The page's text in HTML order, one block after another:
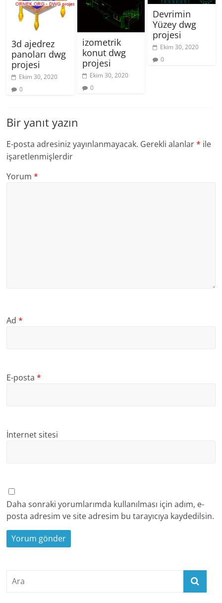
3d ajedrez
panoları dwg
projesi
Ekim 30, 2020
0
izometrik
konut dwg
projesi
Ekim 30, 2020
0
Devrimin
Yüzey dwg
projesi
Ekim 30, 2020
0
Bir yanıt yazın
E-posta adresiniz yayınlanmayacak. Gerekli alanlar* ile
işaretlenmişlerdir
Yorum*
Ad*
E-posta*
İnternet sitesi
Daha sonraki yorumlarımda kullanılması için adım, e-
posta adresim ve site adresim bu tarayıcıya kaydedilsin.